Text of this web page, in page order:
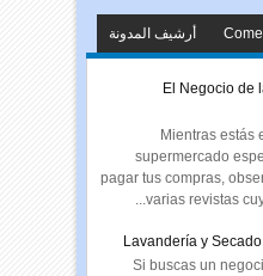
أرشيف المدونة
El Negocio de
Mientras estás
supermercado
pagar tus compras,
varias revistas
Lavandería y
Si buscas un